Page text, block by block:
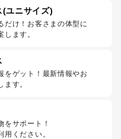
(ユニサイズ)
だけ！お客さまの体型に
ます。
をゲット！最新情報やお
す。
をサポート！
ください。